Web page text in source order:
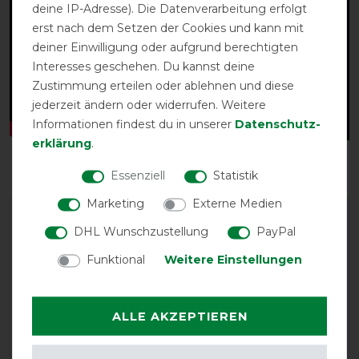
EXCELLENT
deine IP-Adresse). Die Datenverarbeitung erfolgt
erst nach dem Setzen der Cookies und kann mit
deiner Einwilligung oder aufgrund berechtigten
Interesses geschehen. Du kannst deine
Zustimmung erteilen oder ablehnen und diese
jederzeit ändern oder widerrufen. Weitere
Informationen findest du in unserer Daten­schutz­
erklärung.
Essenziell
Statistik
Marketing
Externe Medien
DHL Wunschzustellung
PayPal
Funktional
Weitere Einstellungen
ALLE AKZEPTIEREN